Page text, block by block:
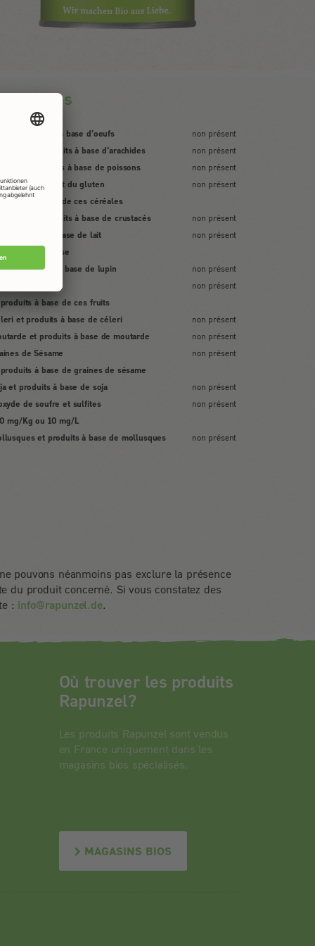
et produits à base d'oeufs
non présent
et produits à base d'arachides
non présent
et produits à base de poissons
non présent
contenant du gluten
à base de ces céréales
non présent
et produits à base de crustacés
non présent
et produits à base de lait
de lactose
non présent
et produits à base de lupin
non présent
à base de ces fruits
non présent
et produits à base de céleri
non présent
et produits à base de moutarde
non présent
de Sésame
à base de graines de sésame
non présent
et produits à base de soja
non présent
de soufre et sulfites
mg/Kg ou 10 mg/L
non présent
et produits à base de mollusques non présent
pouvons néanmoins pas exclure la présence
du produit concerné. Si vous constatez des
: info@rapunzel.de.
Où trouver les produits
Rapunzel?
Les produits Rapunzel sont vendus
en France uniquement dans les
magasins bios spécialisés.
MAGASINS BIOS